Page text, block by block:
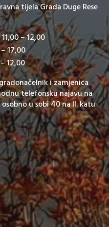
tijela Grada Duge Rese
– 12,00
17,00
12,00
i zamjenica
telefonsku najavu na
u sobi 40 na II. katu